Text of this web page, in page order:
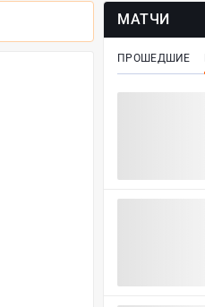
МАТЧИ
ПРОШЕДШИЕ